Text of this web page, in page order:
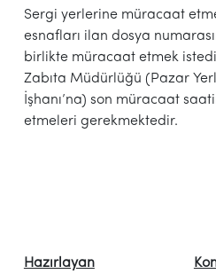
Sergi yerlerine müracaat
esnafları ilan dosya
birlikte müracaat etmek
Zabıta Müdürlüğü (Pazar
İşhanı’na) son müracaat
etmeleri gerekmektedir.
Hazırlayan